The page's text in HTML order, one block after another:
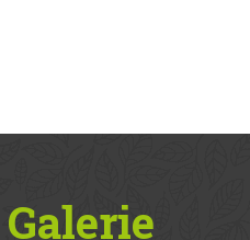
Galerie